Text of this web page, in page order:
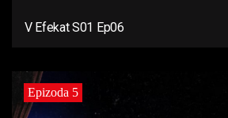
V Efekat S01 Ep06
Epizoda 5